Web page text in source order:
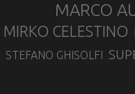
MARCO
MIRKO CELESTINO
STEFANO GHISOLFI